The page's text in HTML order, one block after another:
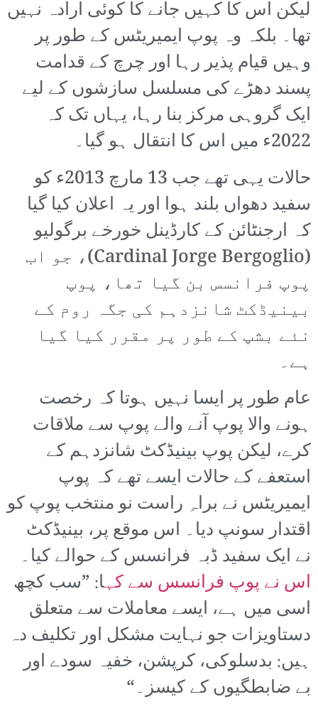
لیکن اس کا کہیں جانے کا کوئی ارادہ نہیں
تھا۔ بلکہ وہ پوپ ایمیریٹس کے طور پر
وہیں قیام پذیر رہا اور چرچ کے قدامت
پسند دھڑے کی مسلسل سازشوں کے لیے
ایک گروہی مرکز بنا رہا، یہاں تک کہ
2022ء میں اس کا انتقال ہو گیا۔
حالات یہی تھے جب 13 مارچ 2013ء کو
سفید دھواں بلند ہوا اور یہ اعلان کیا گیا
کہ ارجنٹائن کے کارڈینل خورخے برگولیو
(Cardinal Jorge Bergoglio)، جو اب
پوپ فرانسس بن گیا تھا، پوپ
بینیڈکٹ شانزدہم کی جگہ روم کے
نئے بشپ کے طور پر مقرر کیا گیا
ہے۔
عام طور پر ایسا نہیں ہوتا کہ رخصت
ہونے والا پوپ آنے والے پوپ سے ملاقات
کرے، لیکن پوپ بینیڈکٹ شانزدہم کے
استعفے کے حالات ایسے تھے کہ پوپ
ایمیریٹس نے براہِ راست نو منتخب پوپ کو
اقتدار سونپ دیا۔ اس موقع پر، بینیڈکٹ
نے ایک سفید ڈبہ فرانسس کے حوالے کیا۔
اس نے پوپ فرانسس سے کہا: ”سب کچھ
اسی میں ہے، ایسے معاملات سے متعلق
دستاویزات جو نہایت مشکل اور تکلیف دہ
ہیں: بدسلوکی، کرپشن، خفیہ سودے اور
بے ضابطگیوں کے کیسز۔“